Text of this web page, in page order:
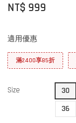
NT$ 999
適用優惠
滿2400享85折
Size 30
36